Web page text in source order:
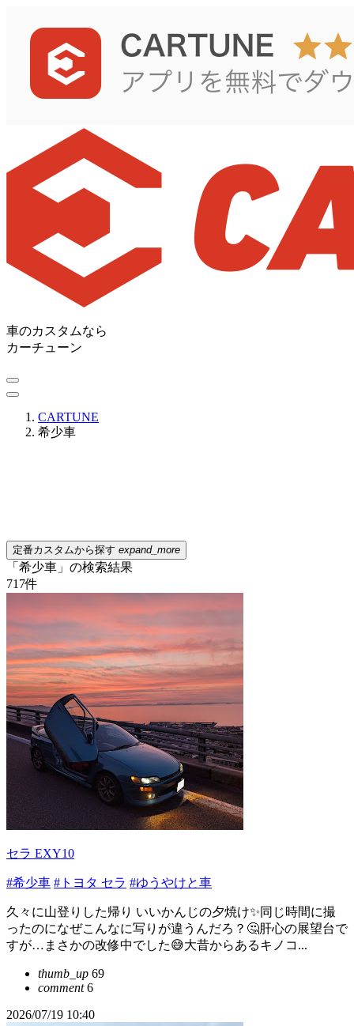
車のカスタムなら
カーチューン
CARTUNE
希少車
定番カスタムから探す expand_more
「希少車」の検索結果
717件
セラ EXY10
#希少車 #トヨタ セラ #ゆうやけと車
久々に山登りした帰り いいかんじの夕焼け✨同じ時間に撮
ったのになぜこんなに写りが違うんだろ？🤔肝心の展望台で
すが…まさかの改修中でした😅大昔からあるキノコ...
thumb_up 69
comment6
2026/07/19 10:40